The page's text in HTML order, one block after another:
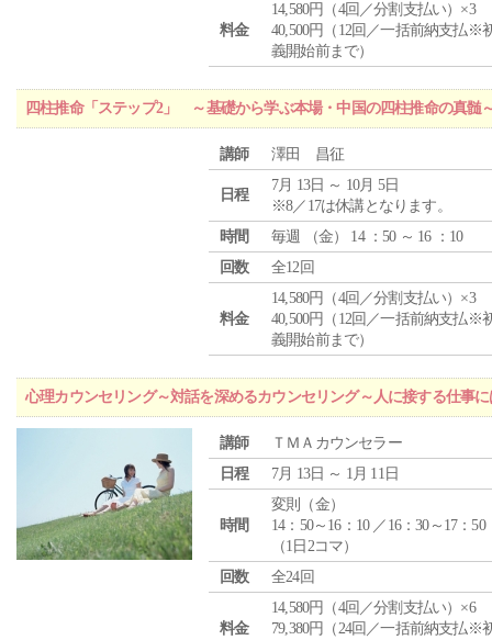
料金
14,580円（4回／分割支払い）×3
40,500円（12回／一括前納支払※
義開始前まで）
四柱推命「ステップ2」 ～基礎から学ぶ本場・中国の四柱推命の真髄
講師 澤田 昌征
日程
7月 13日 ～ 10月 5日
※8／17は休講となります。
時間
毎週 （金） 14 ：50 ～ 16 ：10
回数
全12回
料金
14,580円（4回／分割支払い）×3
40,500円（12回／一括前納支払※
義開始前まで）
心理カウンセリング～対話を深めるカウンセリング～人に接する仕事
講師
ＴＭＡカウンセラー
日程
7月 13日 ～ 1月 11日
時間
変則（金）
14：50～16：10 ／16：30～17：50
（1日2コマ）
回数
全24回
料金
14,580円（4回／分割支払い）×6
79,380円（24回／一括前納支払※